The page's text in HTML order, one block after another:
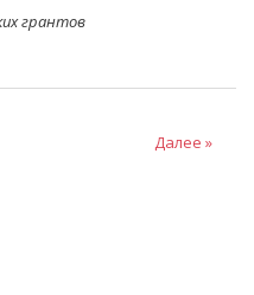
грантов
Далее »